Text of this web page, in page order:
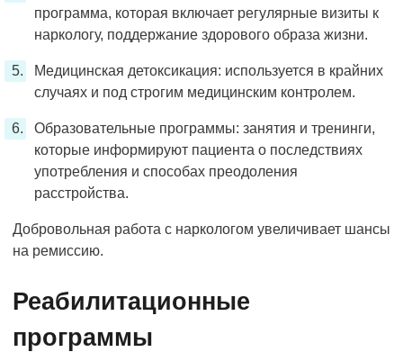
программа, которая включает регулярные визиты к
наркологу, поддержание здорового образа жизни.
Медицинская детоксикация: используется в крайних
случаях и под строгим медицинским контролем.
Образовательные программы: занятия и тренинги,
которые информируют пациента о последствиях
употребления и способах преодоления
расстройства.
Добровольная работа с наркологом увеличивает шансы
на ремиссию.
Реабилитационные
программы